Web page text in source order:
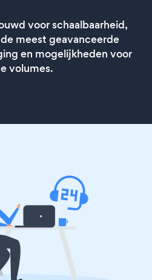
voor schaalbaarheid,
meest geavanceerde
en mogelijkheden voor
volumes.